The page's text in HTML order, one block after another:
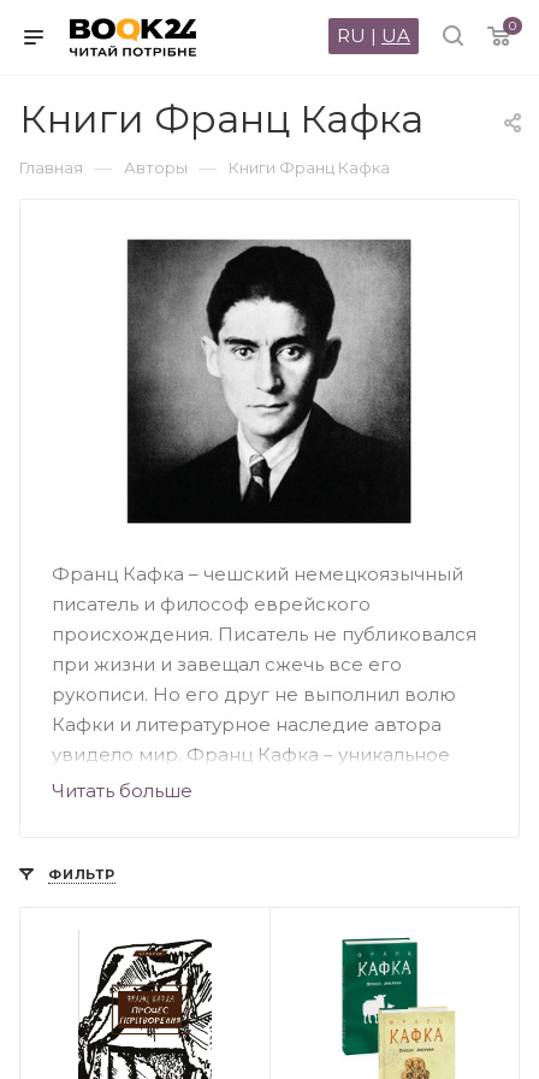
0
RU | UA
Книги Франц Кафка
Главная — Авторы — Книги Франц Кафка
Франц Кафка – чешский немецкоязычный
писатель и философ еврейского
происхождения. Писатель не публиковался
при жизни и завещал сжечь все его
рукописи. Но его друг не выполнил волю
Кафки и литературное наследие автора
увидело мир. Франц Кафка – уникальное
явление в мировой литературе. Его
экзистенциального беспокойства.
реального и фантастического. Самое
невероятное и абсурдное происходит в
обычной повседневной обстановке.
Самыми известными произведениями
автора являются романы «Замок»,
Читать больше
ФИЛЬТР